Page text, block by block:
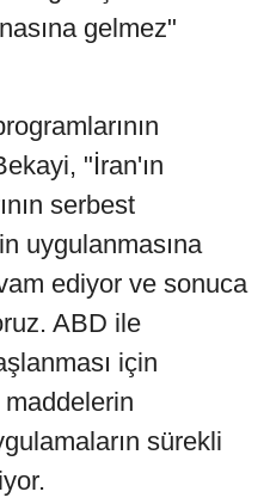
gelmez"
"İran'ın
serbest
uygulanmasına
ediyor ve sonuca
ABD ile
için
sürekli